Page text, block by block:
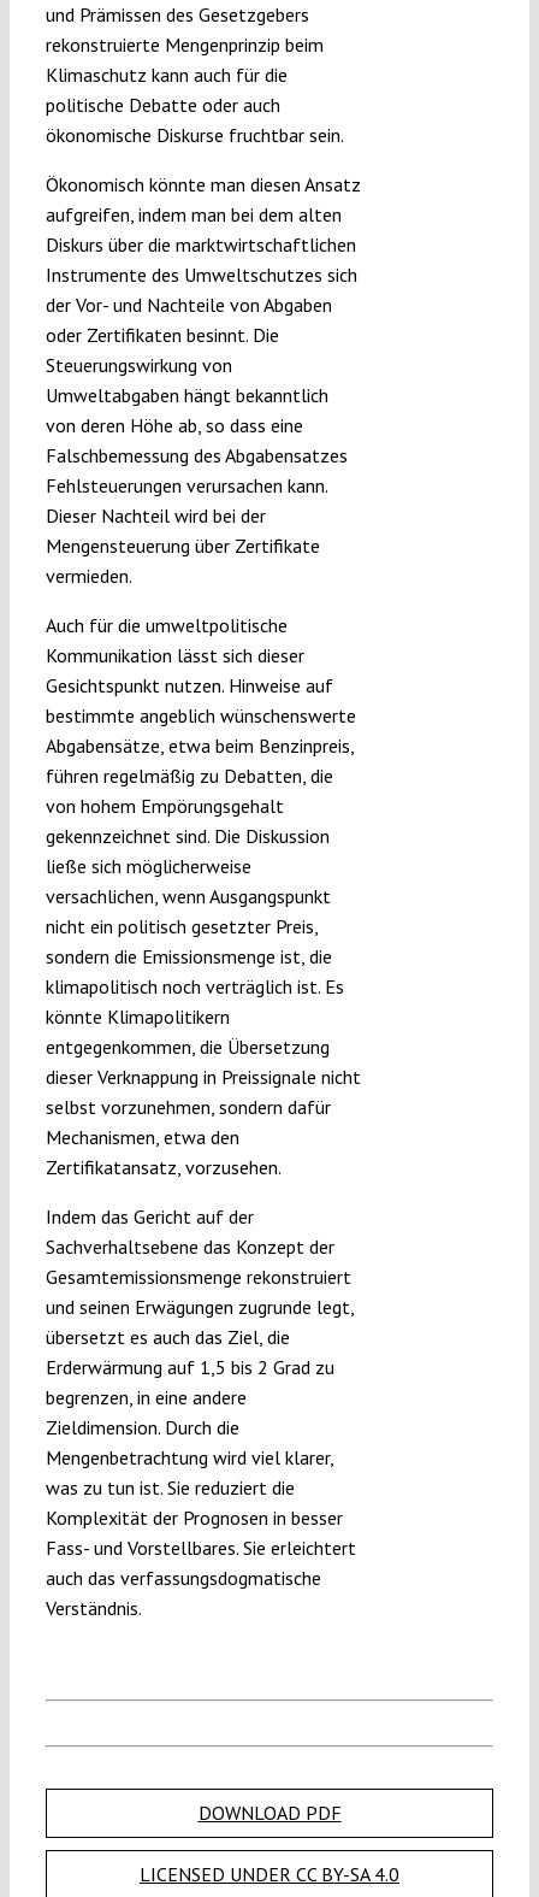
und Prämissen des Gesetzgebers
rekonstruierte Mengenprinzip beim
Klimaschutz kann auch für die
politische Debatte oder auch
ökonomische Diskurse fruchtbar sein.
Ökonomisch könnte man diesen Ansatz
aufgreifen, indem man bei dem alten
Diskurs über die marktwirtschaftlichen
Instrumente des Umweltschutzes sich
der Vor- und Nachteile von Abgaben
oder Zertifikaten besinnt. Die
Steuerungswirkung von
Umweltabgaben hängt bekanntlich
von deren Höhe ab, so dass eine
Falschbemessung des Abgabensatzes
Fehlsteuerungen verursachen kann.
Dieser Nachteil wird bei der
Mengensteuerung über Zertifikate
vermieden.
Auch für die umweltpolitische
Kommunikation lässt sich dieser
Gesichtspunkt nutzen. Hinweise auf
bestimmte angeblich wünschenswerte
Abgabensätze, etwa beim Benzinpreis,
führen regelmäßig zu Debatten, die
von hohem Empörungsgehalt
gekennzeichnet sind. Die Diskussion
ließe sich möglicherweise
versachlichen, wenn Ausgangspunkt
nicht ein politisch gesetzter Preis,
sondern die Emissionsmenge ist, die
klimapolitisch noch verträglich ist. Es
könnte Klimapolitikern
entgegenkommen, die Übersetzung
dieser Verknappung in Preissignale nicht
selbst vorzunehmen, sondern dafür
Mechanismen, etwa den
Zertifikatansatz, vorzusehen.
Indem das Gericht auf der
Sachverhaltsebene das Konzept der
Gesamtemissionsmenge rekonstruiert
und seinen Erwägungen zugrunde legt,
übersetzt es auch das Ziel, die
Erderwärmung auf 1,5 bis 2 Grad zu
begrenzen, in eine andere
Zieldimension. Durch die
Mengenbetrachtung wird viel klarer,
was zu tun ist. Sie reduziert die
Komplexität der Prognosen in besser
Fass- und Vorstellbares. Sie erleichtert
auch das verfassungsdogmatische
Verständnis.
DOWNLOAD PDF
LICENSED UNDER CC BY-SA 4.0